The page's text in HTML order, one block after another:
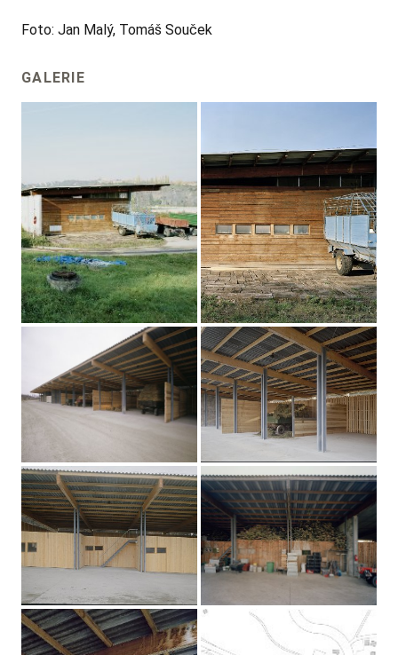
Foto: Jan Malý, Tomáš Souček
GALERIE